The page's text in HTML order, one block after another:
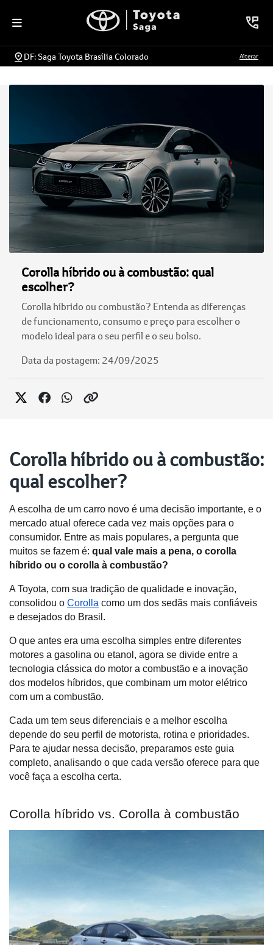
DF: Saga Toyota Brasília Colorado Alterar
Corolla híbrido ou à combustão: qual
escolher?
Corolla híbrido ou combustão? Entenda as diferenças
de funcionamento, consumo e preço para escolher o
modelo ideal para o seu perfil e o seu bolso.
Data da postagem: 24/09/2025
Corolla híbrido ou à combustão:
qual escolher?
A escolha de um carro novo é uma decisão importante, e o
mercado atual oferece cada vez mais opções para o
consumidor. Entre as mais populares, a pergunta que
muitos se fazem é: qual vale mais a pena, o corolla
híbrido ou o corolla à combustão?
A Toyota, com sua tradição de qualidade e inovação,
consolidou o Corolla como um dos sedãs mais confiáveis
e desejados do Brasil.
O que antes era uma escolha simples entre diferentes
motores a gasolina ou etanol, agora se divide entre a
tecnologia clássica do motor a combustão e a inovação
dos modelos híbridos, que combinam um motor elétrico
com um a combustão.
Cada um tem seus diferenciais e a melhor escolha
depende do seu perfil de motorista, rotina e prioridades.
Para te ajudar nessa decisão, preparamos este guia
completo, analisando o que cada versão oferece para que
você faça a escolha certa.
Corolla híbrido vs. Corolla à combustão